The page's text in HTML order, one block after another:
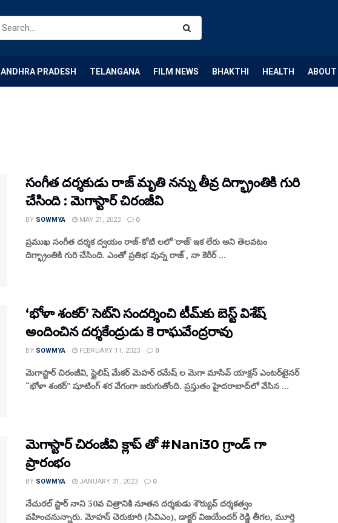
ANDHRA PRADESH TELANGANA FILM NEWS BHAKTHI HEALTH ABOUT
సంగీత దర్శకుడు రాజ్ మృతి నన్ను తీవ్ర దిగ్భ్రాంతికి గురి
చేసింది : మెగాస్టార్ చిరంజీవి
BY SOWMYA MAY 21, 2023 0
ప్రముఖ సంగీత దర్శక ద్వయం రాజ్-కోటి లలో 'రాజ్' ఇక లేరు అని తెలవటం
దిగ్భ్రాంతికి గురి చేసింది. ఎంతో ప్రతిభ వున్న రాజ్ , నా కెరీర్ ...
‘భోళా శంకర్’ సెట్‌ని సందర్శించి టీమ్‌కు బెస్ట్ విశేష్
అందించిన దర్శకేంద్రుడు కె రాఘవేంద్రరావు
BY SOWMYA FEBRUARY 11, 2023 0
మెగాస్టార్ చిరంజీవి, స్టైలిష్ మేకర్ మెహర్ రమేష్ ల మెగా మాసివ్ యాక్షన్ ఎంటర్‌టైనర్
“భోళా శంకర్” షూటింగ్ శర వేగంగా జరుగుతోంది. ప్రస్తుతం హైదరాబాద్‌లో వేసిన ...
మెగాస్టార్ చిరంజీవి క్లాప్‌ తో #Nani30 గ్రాండ్ గా
ప్రారంభం
BY SOWMYA JANUARY 31, 2023 0
నేచురల్ స్టార్ నాని 30వ చిత్రానికి నూతన దర్శకుడు శౌర్యువ్ దర్శకత్వం
వహించనున్నారు. మోహన్ చెరుకూరి (సివిఎం), డాక్టర్ విజయేందర్ రెడ్డి తీగల, మూర్తి